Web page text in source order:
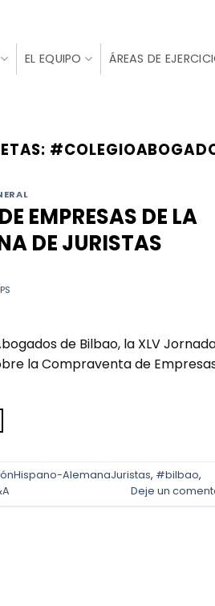
EL EQUIPO ÁREAS DE
EMPRESAS DE LA
DE JURISTAS
de Bilbao, la XLV
la Compraventa de
AlemanaJuristas, #bilbao,
Deje un